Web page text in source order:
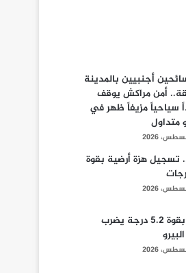
أجنبيين بالمدينة
أمن مراكش يوقف
سياحياً مزيفاً ظهر في
متداول
تسجيل هزة أرضية بقوة
زلزال بقوة 5.2 درجة يضرب